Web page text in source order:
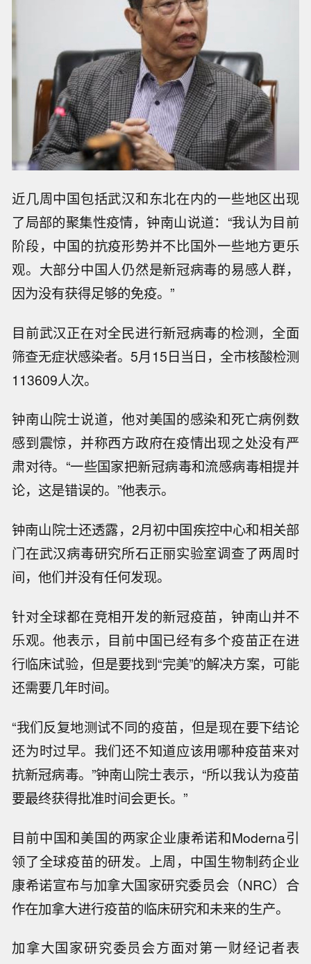
近几周中国包括武汉和东北在内的一些地区出现
了局部的聚集性疫情，钟南山说道：“我认为目前
阶段，中国的抗疫形势并不比国外一些地方更乐
观。大部分中国人仍然是新冠病毒的易感人群，
因为没有获得足够的免疫。”
目前武汉正在对全民进行新冠病毒的检测，全面
筛查无症状感染者。5月15日当日，全市核酸检测
113609人次。
钟南山院士说道，他对美国的感染和死亡病例数
感到震惊，并称西方政府在疫情出现之处没有严
肃对待。“一些国家把新冠病毒和流感病毒相提并
论，这是错误的。”他表示。
钟南山院士还透露，2月初中国疾控中心和相关部
门在武汉病毒研究所石正丽实验室调查了两周时
间，他们并没有任何发现。
针对全球都在竞相开发的新冠疫苗，钟南山并不
乐观。他表示，目前中国已经有多个疫苗正在进
行临床试验，但是要找到“完美”的解决方案，可能
还需要几年时间。
“我们反复地测试不同的疫苗，但是现在要下结论
还为时过早。我们还不知道应该用哪种疫苗来对
抗新冠病毒。”钟南山院士表示，“所以我认为疫苗
要最终获得批准时间会更长。”
目前中国和美国的两家企业康希诺和Moderna引
领了全球疫苗的研发。上周，中国生物制药企业
康希诺宣布与加拿大国家研究委员会（NRC）合
作在加拿大进行疫苗的临床研究和未来的生产。
加拿大国家研究委员会方面对第一财经记者表